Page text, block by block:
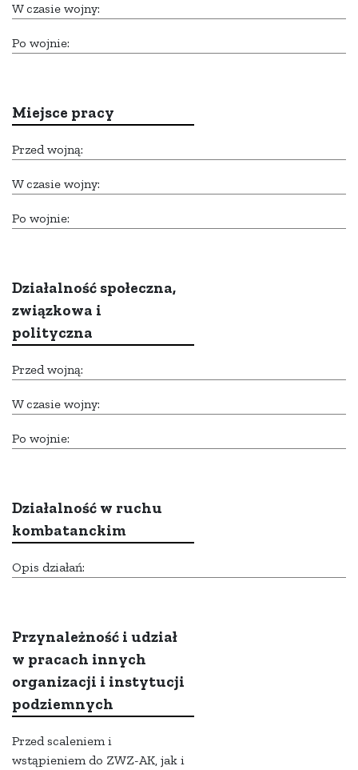
W czasie wojny:
Po wojnie:
Miejsce pracy
Przed wojną:
W czasie wojny:
Po wojnie:
Działalność społeczna,
związkowa i
polityczna
Przed wojną:
W czasie wojny:
Po wojnie:
Działalność w ruchu
kombatanckim
Opis działań:
Przynależność i udział
w pracach innych
organizacji i instytucji
podziemnych
Przed scaleniem i
wstąpieniem do ZWZ-AK, jak i